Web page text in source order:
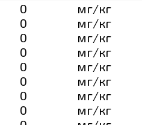
0
мг/кг
0
мг/кг
0
мг/кг
0
мг/кг
0
мг/кг
0
мг/кг
0
мг/кг
0
мг/кг